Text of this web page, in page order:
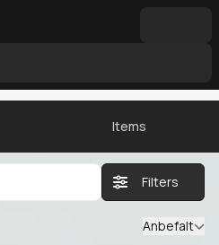
Items
Filters
Anbefalt